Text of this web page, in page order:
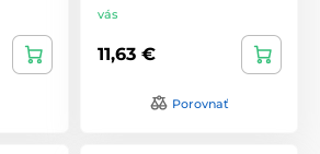
vás
11,63 €
Porovnať